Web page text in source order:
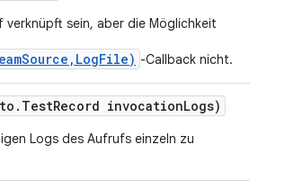
verknüpft sein, aber die Möglichkeit
-Callback nicht.
. TestRecord invocationLogs)
Logs des Aufrufs einzeln zu